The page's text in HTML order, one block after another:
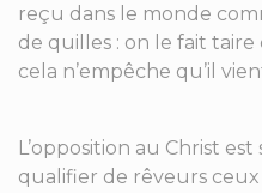
reçu dans le monde
de quilles : on le fait
cela n’empêche qu’il
L’opposition au Christ
qualifier de rêveurs ceux